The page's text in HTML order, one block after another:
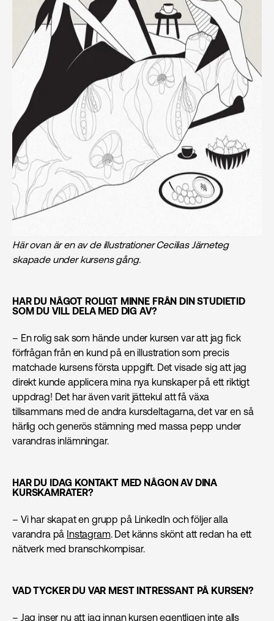
Här ovan är en av de illustrationer Cecilias Järneteg
skapade under kursens gång.
HAR DU NÅGOT ROLIGT MINNE FRÅN DIN STUDIETID
SOM DU VILL DELA MED DIG AV?
– En rolig sak som hände under kursen var att jag fick
förfrågan från en kund på en illustration som precis
matchade kursens första uppgift. Det visade sig att jag
direkt kunde applicera mina nya kunskaper på ett riktigt
uppdrag! Det har även varit jättekul att få växa
tillsammans med de andra kursdeltagarna, det var en så
härlig och generös stämning med massa pepp under
varandras inlämningar.
HAR DU IDAG KONTAKT MED NÅGON AV DINA
KURSKAMRATER?
– Vi har skapat en grupp på LinkedIn och följer alla
varandra på Instagram. Det känns skönt att redan ha ett
nätverk med branschkompisar.
VAD TYCKER DU VAR MEST INTRESSANT PÅ KURSEN?
– Jag inser nu att jag innan kursen egentligen inte alls